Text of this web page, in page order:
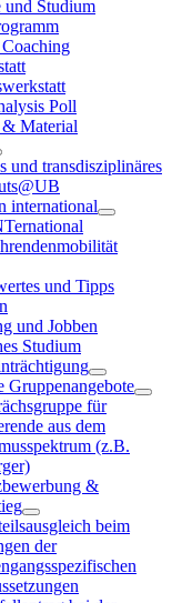
und Studium
Poll
Material
und transdisziplinäres
international
und Tipps
und Jobben
Studium
Gruppenangebote
für
aus dem
(z.B.
&
beim
der